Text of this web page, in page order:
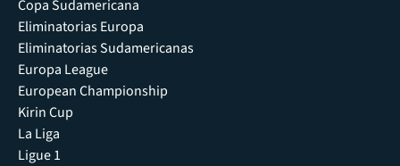
Copa Sudamericana
Eliminatorias Europa
Eliminatorias Sudamericanas
Europa League
European Championship
Kirin Cup
La Liga
Ligue 1